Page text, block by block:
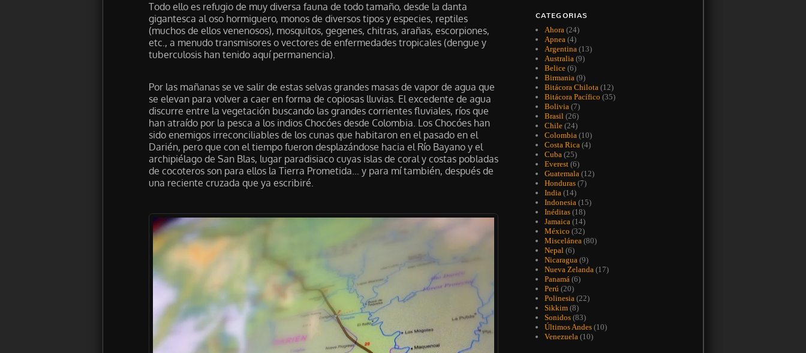
Todo ello es refugio de muy diversa fauna de todo tamaño, desde la danta
gigantesca al oso hormiguero, monos de diversos tipos y especies, reptiles
(muchos de ellos venenosos), mosquitos, gegenes, chitras, arañas, escorpiones,
etc., a menudo transmisores o vectores de enfermedades tropicales (dengue y
tuberculosis han tenido aquí permanencia).
Por las mañanas se ve salir de estas selvas grandes masas de vapor de agua que
se elevan para volver a caer en forma de copiosas lluvias. El excedente de agua
discurre entre la vegetación buscando las grandes corrientes fluviales, ríos que
han atraído por la pesca a los indios Chocóes desde Colombia. Los Chocóes han
sido enemigos irreconciliables de los cunas que habitaron en el pasado en el
Darién, pero que con el tiempo fueron desplazándose hacia el Río Bayano y el
archipiélago de San Blas, lugar paradisiaco cuyas islas de coral y costas pobladas
de cocoteros son para ellos la Tierra Prometida… y para mí también, después de
una reciente cruzada que ya escribiré.
CATEGORIAS
Ahora(24)
Apnea(4)
Argentina(13)
Australia(9)
Belice(6)
Birmania(9)
Bitácora Chilota(12)
Bitácora Pacífico (35)
Bolivia(7)
Brasil(26)
Chile(24)
Colombia(10)
Costa Rica(4)
Cuba(25)
Everest(6)
Guatemala(12)
Honduras(7)
India(14)
Indonesia(15)
Inéditas(18)
Jamaica(14)
México (32)
Miscelánea(80)
Nepal(6)
Nicaragua(9)
Nueva Zelanda(17)
Panamá(6)
Perú (20)
Polinesia(22)
Sikkim(8)
Sonidos(83)
Últimos Andes(10)
Venezuela(10)